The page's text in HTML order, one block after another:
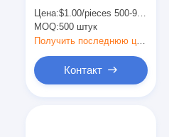
для подарков
перерабатываемая
пищевая бумага с
магнитным
закрытием
Цена:$1.00/pieces 500-999 pieces
MOQ:500 штук
Контакт